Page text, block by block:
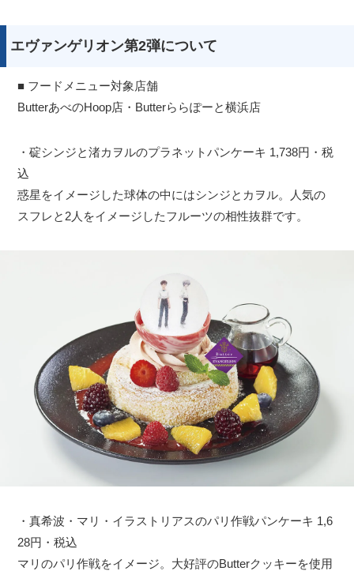
エヴァンゲリオン第2弾について
■ フードメニュー対象店舗
ButterあべのHoop店・Butterららぽーと横浜店
・碇シンジと渚カヲルのプラネットパンケーキ 1,738円・税
込
惑星をイメージした球体の中にはシンジとカヲル。人気の
スフレと2人をイメージしたフルーツの相性抜群です。
・真希波・マリ・イラストリアスのパリ作戦パンケーキ 1,6
28円・税込
マリのパリ作戦をイメージ。大好評のButterクッキーを使用